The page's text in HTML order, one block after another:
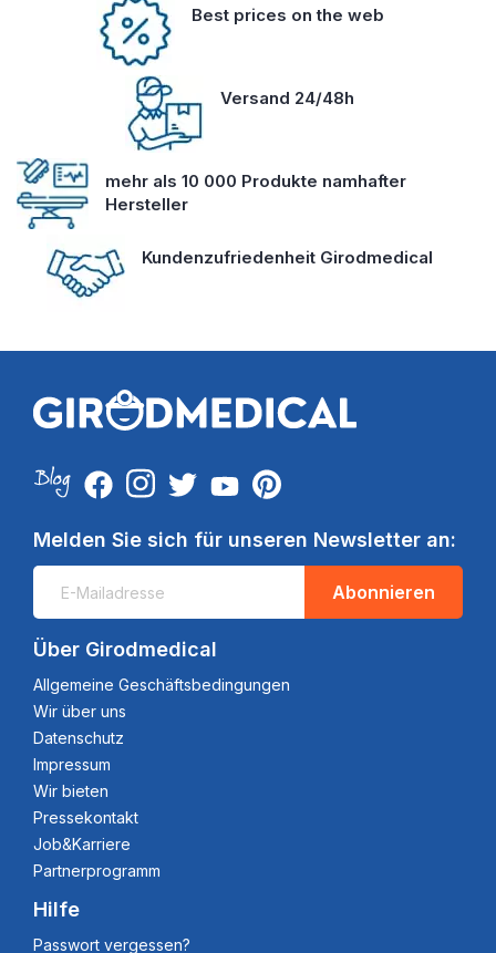
Best prices on the web
Versand 24/48h
mehr als 10 000 Produkte namhafter
Hersteller
Kundenzufriedenheit Girodmedical
Melden Sie sich für unseren Newsletter an:
Abonnieren
Über Girodmedical
Allgemeine Geschäftsbedingungen
Wir über uns
Datenschutz
Impressum
Wir bieten
Pressekontakt
Job&Karriere
Partnerprogramm
Hilfe
Passwort vergessen?